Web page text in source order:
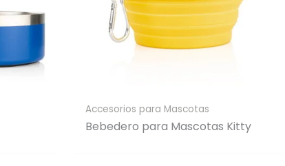
Accesorios para Mascotas
Bebedero para Mascotas Kitty